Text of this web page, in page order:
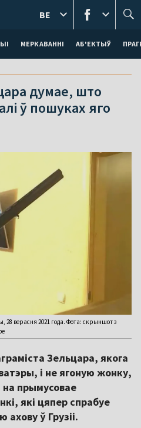
МЕРКАВАННI АБ'ЕКТЫЎ
BE
думае, што
ў пошуках яго
верасня 2021 года. Фота: скрыншот з
Зельцара, якога
і не ягоную жонку,
на прымусовае
які цяпер спрабуе
ў Грузіі.